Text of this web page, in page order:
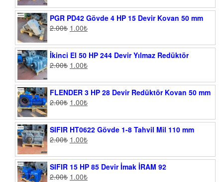
PGR PD42 Gövde 4 HP 15 Devir Kovan 50 mm
2.00₺ 1.00₺
İkinci El 50 HP 244 Devir Yılmaz Redüktör
2.00₺ 1.00₺
FLENDER 3 HP 28 Devir Redüktör Kovan 50 mm
2.00₺ 1.00₺
SIFIR HT0622 Gövde 1-8 Tahvil Mil 110 mm
2.00₺ 1.00₺
SIFIR 15 HP 85 Devir İmak İRAM 92
2.00₺ 1.00₺